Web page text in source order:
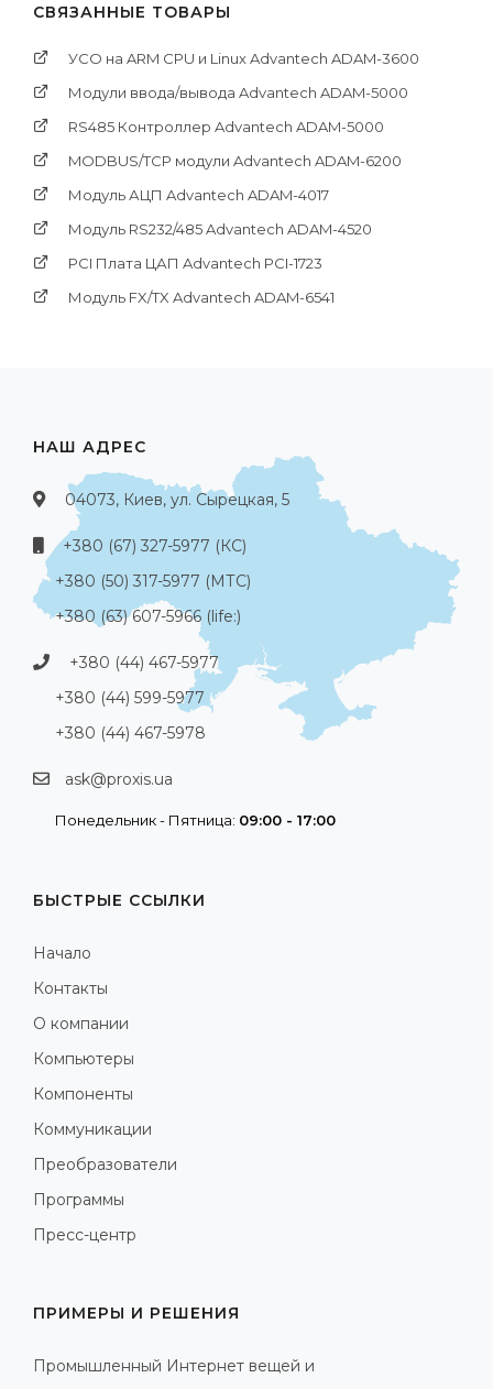
СВЯЗАННЫЕ ТОВАРЫ
УСО на ARM CPU и Linux Advantech ADAM-3600
Модули ввода/вывода Advantech ADAM-5000
RS485 Контроллер Advantech ADAM-5000
MODBUS/TCP модули Advantech ADAM-6200
Модуль АЦП Advantech ADAM-4017
Модуль RS232/485 Advantech ADAM-4520
PCI Платa ЦАП Advantech PCI-1723
Модуль FX/TX Advantech ADAM-6541
НАШ АДРЕС
04073, Киев, ул. Сырецкая, 5
+380 (67) 327-5977 (КС)
+380 (50) 317-5977 (МТС)
+380 (63) 607-5966 (life:)
+380 (44) 467-5977
+380 (44) 599-5977
+380 (44) 467-5978
ask@proxis.ua
Понедельник - Пятница: 09:00 - 17:00
БЫСТРЫЕ ССЫЛКИ
Начало
Контакты
О компании
Компьютеры
Компоненты
Коммуникации
Преобразователи
Программы
Пресс-центр
ПРИМЕРЫ И РЕШЕНИЯ
Промышленный Интернет вещей и